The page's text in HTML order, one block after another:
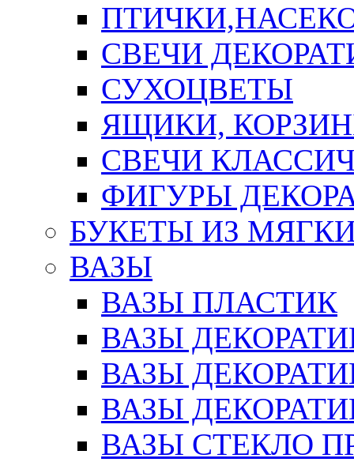
СВЕЧИ
СУХОЦВЕТЫ
ЯЩИКИ,
СВЕЧИ
ФИГУРЫ
БУКЕТЫ ИЗ
ВАЗЫ
ВАЗЫ ПЛАСТИК
ВАЗЫ
ВАЗЫ
ВАЗЫ
ВАЗЫ СТЕКЛО